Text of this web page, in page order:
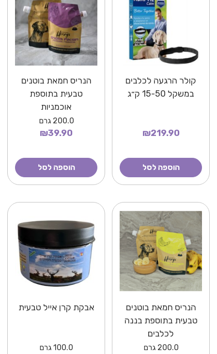
קולר הרגעה לכלבים
במשקל 15-50 ק״ג
₪219.90
הוספה לסל
הנריס חמאת בוטנים
טבעית בתוספת
אוכמניות
200.0 גרם
₪39.90
הוספה לסל
הנריס חמאת בוטנים
טבעית בתוספת בננה
לכלבים
200.0 גרם
אבקת קרן אייל טבעית
100.0 גרם